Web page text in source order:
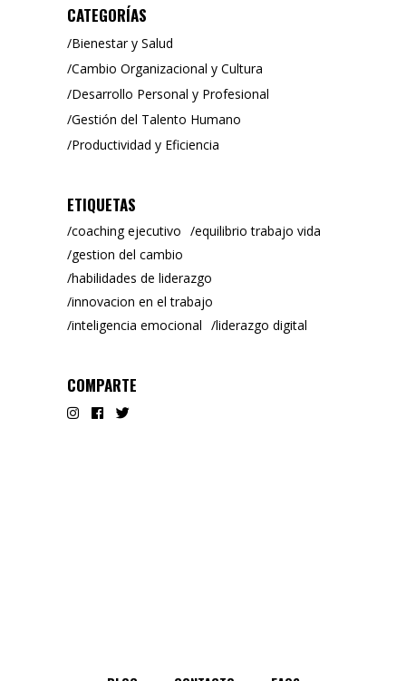
CATEGORÍAS
Bienestar y Salud
Cambio Organizacional y Cultura
Desarrollo Personal y Profesional
Gestión del Talento Humano
Productividad y Eficiencia
ETIQUETAS
coaching ejecutivo
equilibrio trabajo vida
gestion del cambio
habilidades de liderazgo
innovacion en el trabajo
inteligencia emocional
liderazgo digital
COMPARTE